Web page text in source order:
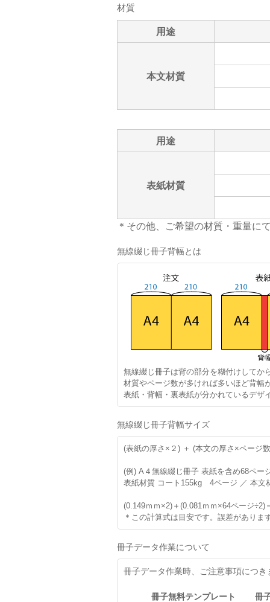
材質
用途
本文材質
用途
表紙材質
＊その他、ご希望の材質・重量に
無線綴じ冊子背幅とは
無線綴じ冊子は背の部分を糊付けしてか
材質やページ数が多ければ多いほど背幅
表紙・背幅・裏表紙が分かれているデザ
無線綴じ冊子背幅サイズ
(表紙の厚さ×２) ＋ (本文の厚さ×ページ
(例) A４無線綴じ冊子 表紙を含め68ペー
表紙材質 コート155kg 4ページ ／ 本
(0.149ｍｍ×2)＋(0.081ｍｍ×64ページ÷2)
＊この計算式は目安です。誤差がありま
冊子データ作業について
冊子データ作業時、ご注意事項につ
冊子無料テンプレート 冊